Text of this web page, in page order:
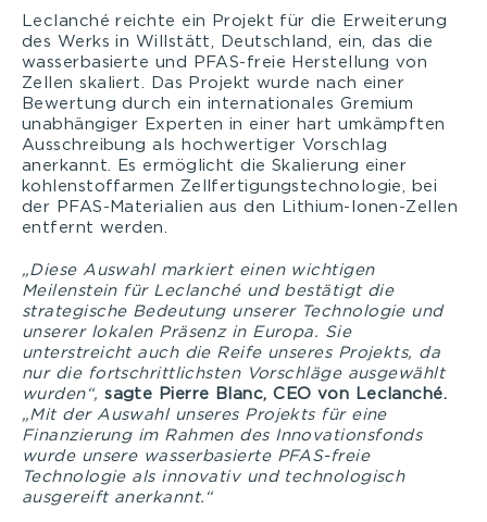
Leclanché reichte ein Projekt für die Erweiterung
des Werks in Willstätt, Deutschland, ein, das die
wasserbasierte und PFAS-freie Herstellung von
Zellen skaliert. Das Projekt wurde nach einer
Bewertung durch ein internationales Gremium
unabhängiger Experten in einer hart umkämpften
Ausschreibung als hochwertiger Vorschlag
anerkannt. Es ermöglicht die Skalierung einer
kohlenstoffarmen Zellfertigungstechnologie, bei
der PFAS-Materialien aus den Lithium-Ionen-Zellen
entfernt werden.
„Diese Auswahl markiert einen wichtigen
Meilenstein für Leclanché und bestätigt die
strategische Bedeutung unserer Technologie und
unserer lokalen Präsenz in Europa. Sie
unterstreicht auch die Reife unseres Projekts, da
nur die fortschrittlichsten Vorschläge ausgewählt
wurden“,sagte Pierre Blanc, CEO von Leclanché.
„Mit der Auswahl unseres Projekts für eine
Finanzierung im Rahmen des Innovationsfonds
wurde unsere wasserbasierte PFAS-freie
Technologie als innovativ und technologisch
ausgereift anerkannt.“